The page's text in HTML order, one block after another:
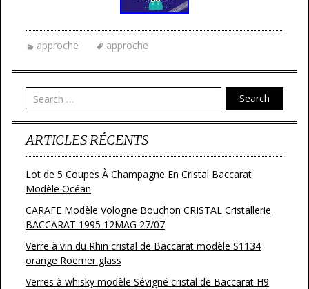
approche approche
Search
ARTICLES RÉCENTS
Lot de 5 Coupes À Champagne En Cristal Baccarat
Modèle Océan
CARAFE Modèle Vologne Bouchon CRISTAL Cristallerie
BACCARAT 1995 12MAG 27/07
Verre à vin du Rhin cristal de Baccarat modèle S1134
orange Roemer glass
Verres à whisky modèle Sévigné cristal de Baccarat H9